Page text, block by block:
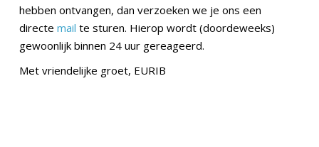
hebben ontvangen, dan verzoeken we je ons een
directe mail te sturen. Hierop wordt (doordeweeks)
gewoonlijk binnen 24 uur gereageerd.
Met vriendelijke groet, EURIB